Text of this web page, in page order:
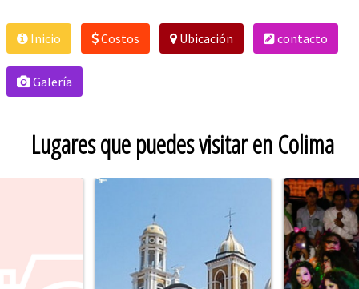
Inicio Costos Ubicación contacto
Galería
Lugares que puedes visitar en Colima